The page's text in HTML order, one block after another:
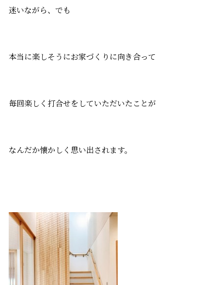
迷いながら、でも
本当に楽しそうにお家づくりに向き合って
毎回楽しく打合せをしていただいたことが
なんだか懐かしく思い出されます。